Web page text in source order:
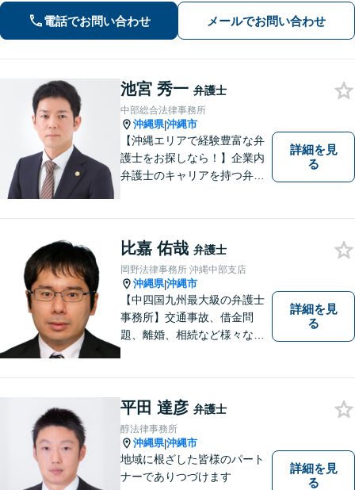
り。家族にバレない整理を実現
電話でお問い合わせ メールでお問い合わせ
池宮 秀一 弁護士
中部総合法律事務所
沖縄県|沖縄市
【沖縄エリアで経験豊富な弁
護士をお探しなら！】企業内
弁護士のキャリアを持つ弁護
ります。スピード感を持っ
て、かつ丁寧な対応を心がけ
ていますので、ぜひ気兼ねな
くご相談ください。
詳細を見
る
比嘉 佑哉 弁護士
岡野法律事務所 沖縄中部支店
沖縄県|沖縄市
【中四国九州最大級の弁護士
事務所】交通事故、借金問
題、離婚、相続など様々な問
い！
詳細を見
る
平田 達彦 弁護士
醇法律事務所
沖縄県|沖縄市
地域に根ざした皆様のパート
ナーでありつづけます
詳細を見
る